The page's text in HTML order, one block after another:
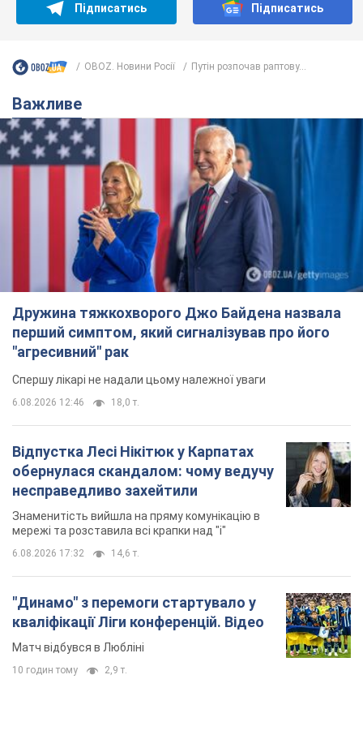
Підписатись Підписатись
OBOZ. Новини Росії Путін розпочав раптову...
Важливе
Дружина тяжкохворого Джо Байдена назвала
перший симптом, який сигналізував про його
"агресивний" рак
Спершу лікарі не надали цьому належної уваги
6.08.2026 12:46 18,0 т.
Відпустка Лесі Нікітюк у Карпатах
обернулася скандалом: чому ведучу
несправедливо захейтили
Знаменитість вийшла на пряму комунікацію в
мережі та розставила всі крапки над "і"
6.08.2026 17:32 14,6 т.
"Динамо" з перемоги стартувало у
кваліфікації Ліги конференцій. Відео
Матч відбувся в Любліні
10 годин тому 2,9 т.